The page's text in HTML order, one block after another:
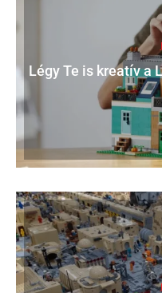
Légy Te is kreatív a